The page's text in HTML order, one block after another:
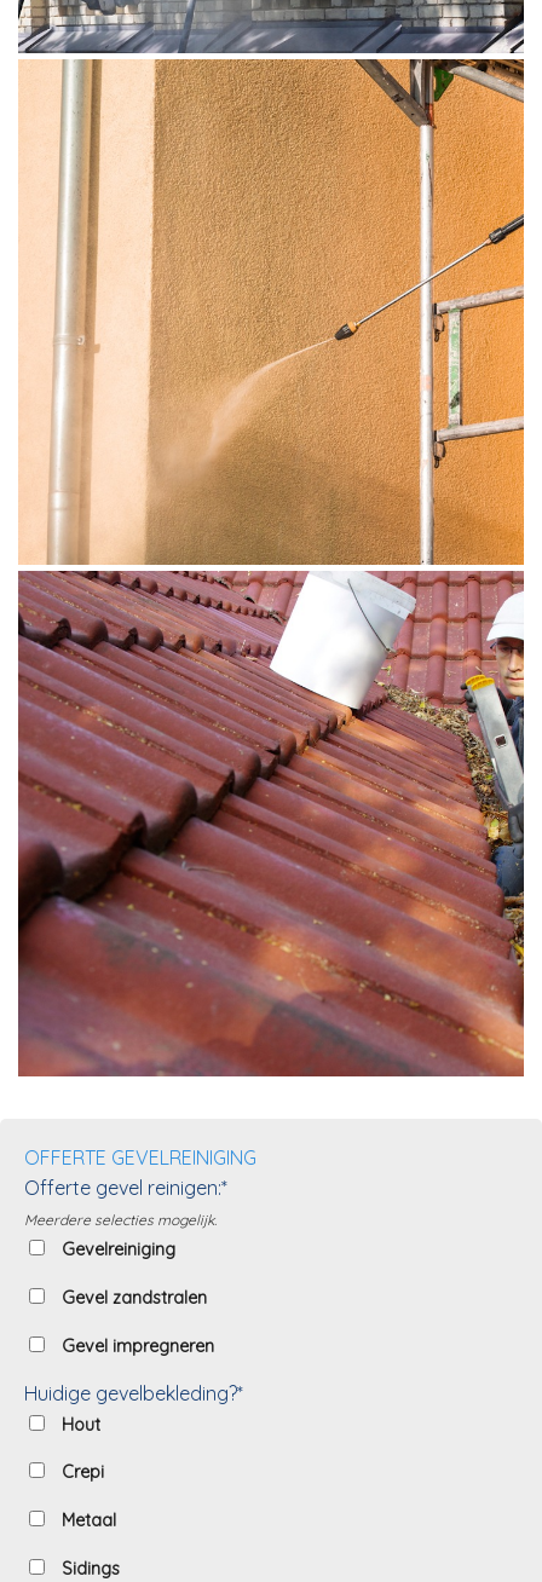
OFFERTE GEVELREINIGING
Offerte gevel reinigen:*
Meerdere selecties mogelijk.
Gevelreiniging
Gevel zandstralen
Gevel impregneren
Huidige gevelbekleding?*
Hout
Crepi
Metaal
Sidings